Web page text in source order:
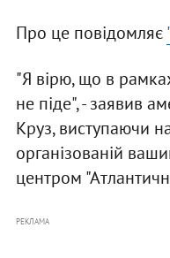
Про це повідомляє
"Я вірю, що в
не піде", - заявив
Круз, виступаючи
організованій
центром
РЕКЛАМА